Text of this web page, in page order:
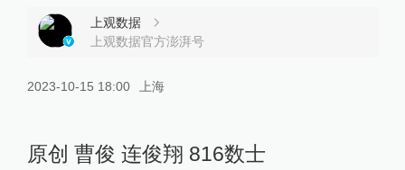
上观数据
上观数据官方澎湃号
2023-10-15 18:00 上海
原创 曹俊 连俊翔 816数士